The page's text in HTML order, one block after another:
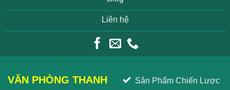
Liên hệ
VĂN PHÒNG THANH
Sản Phẩm Chiến Lược